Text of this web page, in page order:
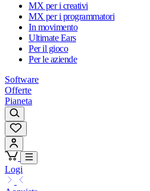
MX per i creativi
MX per i programmatori
In movimento
Ultimate Ears
Per il gioco
Per le aziende
Software
Offerte
Pianeta
Logi